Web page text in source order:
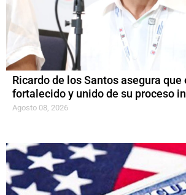
Ricardo de los Santos asegura que
fortalecido y unido de su proceso
Agosto 08, 2026